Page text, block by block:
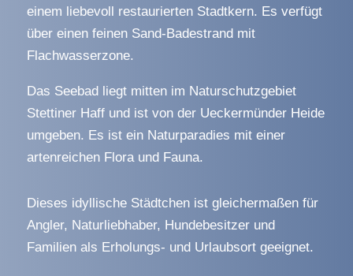
einem liebevoll restaurierten Stadtkern. Es verfügt
über einen feinen Sand-Badestrand mit
Flachwasserzone.
Das Seebad liegt mitten im Naturschutzgebiet
Stettiner Haff und ist von der Ueckermünder Heide
umgeben. Es ist ein Naturparadies mit einer
artenreichen Flora und Fauna.
Dieses idyllische Städtchen ist gleichermaßen für
Angler, Naturliebhaber, Hundebesitzer und
Familien als Erholungs- und Urlaubsort geeignet.